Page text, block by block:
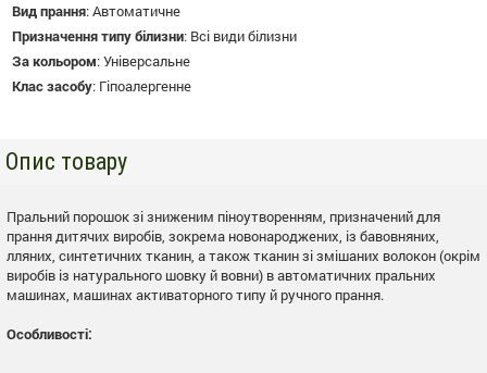
Вид прання:Автоматичне
Призначення типу білизни: Всі види білизни
За кольором:Універсальне
Клас засобу: Гіпоалергенне
Опис товару
Пральний порошок зі зниженим піноутворенням, призначений для
прання дитячих виробів, зокрема новонароджених, із бавовняних,
лляних, синтетичних тканин, а також тканин зі змішаних волокон (окрім
виробів із натурального шовку й вовни) в автоматичних пральних
машинах, машинах активаторного типу й ручного прання.
Особливості: